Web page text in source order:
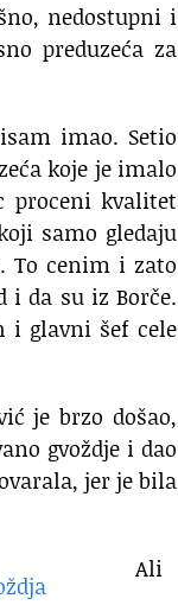
nedostupni i
preduzeća za
imao. Setio
koje je imalo
proceni kvalitet
samo gledaju
To cenim i zato
i da su iz Borče.
i glavni šef cele
je brzo došao,
gvoždje i dao
jer je bila
Ali